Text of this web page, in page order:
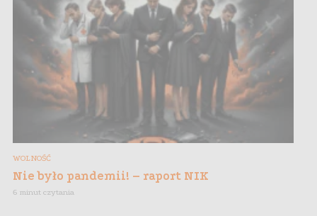
WOLNOŚĆ
Nie było pandemii! – raport NIK
6 minut czytania